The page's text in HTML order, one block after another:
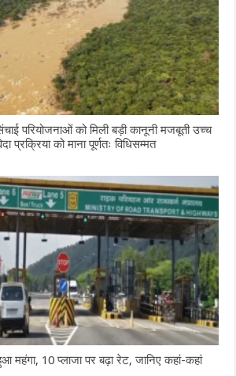
परियोजनाओं को मिली बड़ी कानूनी मजबूती उच्च
प्रक्रिया को माना पूर्णतः विधिसम्मत
महंगा, 10 प्लाजा पर बढ़ा रेट, जानिए कहां-कहां